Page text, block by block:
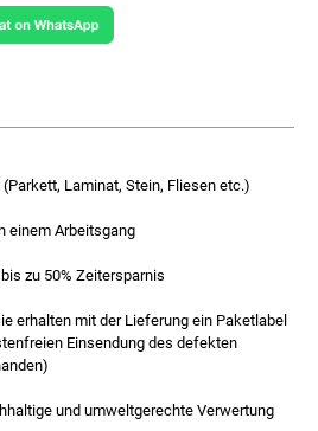
Laminat, Stein, Fliesen etc.)
einem Arbeitsgang
zu 50% Zeitersparnis
erhalten mit der Lieferung ein Paketlabel
Einsendung des defekten
und umweltgerechte Verwertung